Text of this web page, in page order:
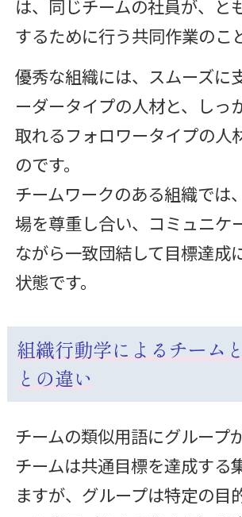
は、同じチームの社員が、と
するために行う共同作業のこ
優秀な組織には、スムーズに
ーダータイプの人材と、しっ
取れるフォロワータイプの人
のです。
チームワークのある組織では
場を尊重し合い、コミュニケ
ながら一致団結して目標達成
状態です。
組織行動学によるチーム
との違い
チームの類似用語にグループ
チームは共通目標を達成する
ますが、グループは特定の目